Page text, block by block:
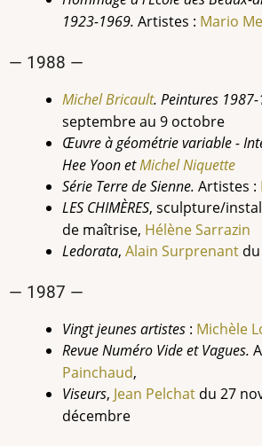
1923-1969. Artistes : Mario
— 1988 —
Michel Bricault. Peintures
septembre au 9 octobre
Œuvre à géométrie variable -
Hee Yoon etMichel Niquette
Série Terre de Sienne. Artistes :
LES CHIMÈRES, sculpture/
de maîtrise, Hélène Sarrazin
Ledorata, Alain Surprenant
— 1987 —
Vingt jeunes artistes : Michèle
Revue Numéro Vide et Vagues.
Painchaud,
Viseurs, Jean Pelchat du 27
décembre